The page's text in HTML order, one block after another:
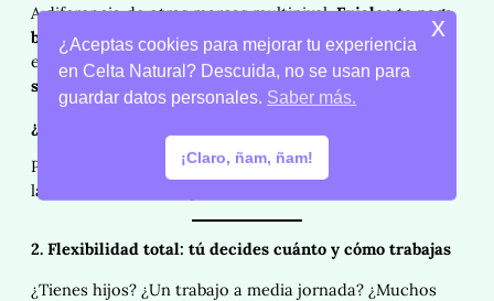
A diferencia de otras marcas multinivel,Exialoe te paga
bien desde el primer día. No necesitas tener un gran
equipo ni llegar a metas inalcanzables.
Tus ganancias
son reales y rápidas
¿Sabías que…?
Puedes ganar
entre el 40% y el 60% de comisión
las ventas, ¡desde tu primera venta!
2. Flexibilidad total: tú decides cuánto y cómo trabajas
¿Tienes hijos? ¿Un trabajo a media jornada? ¿Muchos
¿Aceptas cookies para mejorar tu experiencia
en Celta Natural? Descuida, no se usan para
guardar datos personales. Saber más.
¡Claro, ñam, ñam!
x